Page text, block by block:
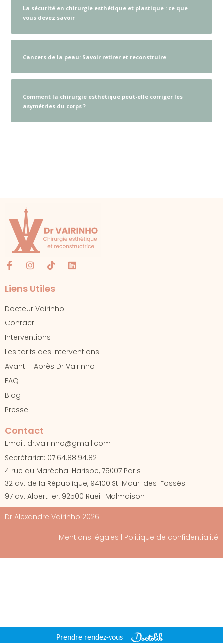
La sécurité en chirurgie esthétique et plastique : ce que
vous devez savoir
Cancers de la peau: Savoir retirer et reconstruire
Comment la chirurgie esthétique peut-elle corriger les
asymétries du corps ?
Liens Utiles
Docteur Vairinho
Contact
Interventions
Les tarifs des interventions
Avant – Après Dr Vairinho
FAQ
Blog
Presse
Contact
Email: dr.vairinho@gmail.com
Secrétariat: 07.64.88.94.82
4 rue du Maréchal Harispe, 75007 Paris
32 av. de la République, 94100 St-Maur-des-Fossés
97 av. Albert 1er, 92500 Rueil-Malmaison
Dr Alexandre Vairinho 2026
Mentions légales | Politique de confidentialité
Prendre rendez-vous